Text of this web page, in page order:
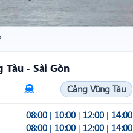
Tàu - Sài Gòn
Cảng Vũng Tàu
08:00 | 10:00 | 12:00 | 14:00
08:00 | 10:00 | 12:00 | 14:00